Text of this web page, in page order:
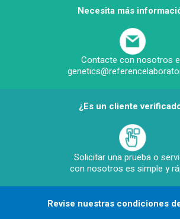
Necesita más
Contacte con nosotros
¿Es un cliente
Solicitar una prueba o
con nosotros es simple y
Revise nuestras condiciones